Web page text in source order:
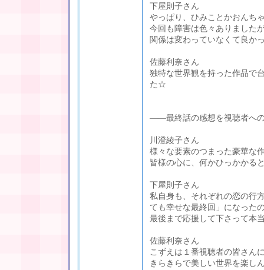
下屋則子さん
やっぱり、ひみことかおんち
今回も障害は色々ありました
関係は変わっていなくて良か
佐藤利奈さん
独特な世界観を持った作品で
た☆
――最終話の感想を視聴者へ
川澄綾子さん
様々な要素のつまった豪華な
皆様の心に、何かひっかかる
下屋則子さん
私自身も、それぞれの恋の行
ても幸せな最終回」になった
最後まで応援して下さって本
佐藤利奈さん
こずえは１番視聴者の皆さん
きらきらで美しい世界を楽し